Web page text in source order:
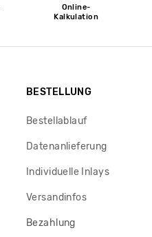
Online-
Kalkulation
BESTELLUNG
Bestellablauf
Datenanlieferung
Individuelle Inlays
Versandinfos
Bezahlung